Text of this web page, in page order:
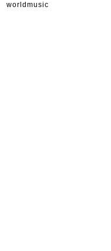
worldmusic